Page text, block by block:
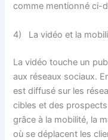
comme mentionné ci-
4) La vidéo et la
La vidéo touche un
aux réseaux sociaux.
est diffusé sur les
cibles et des
grâce à la mobilité, la
où se déplacent les